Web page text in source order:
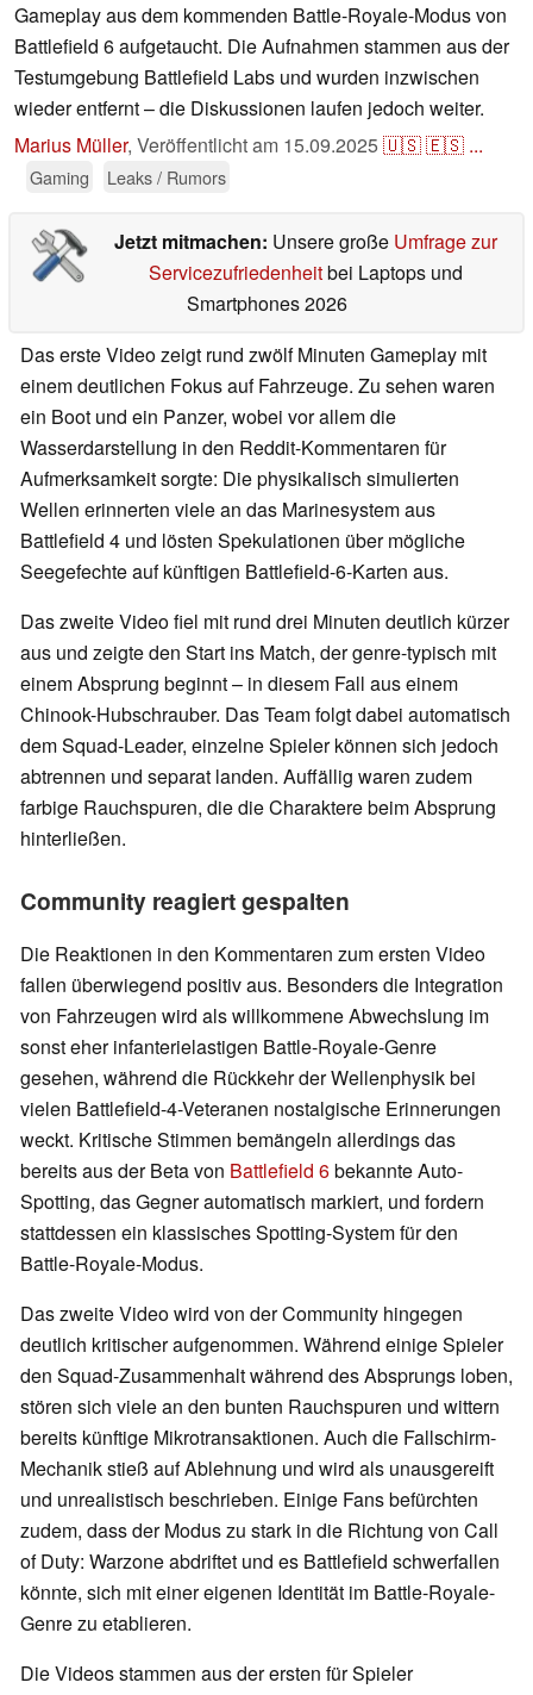
Gameplay aus dem kommenden Battle-Royale-Modus von
Battlefield 6 aufgetaucht. Die Aufnahmen stammen aus der
Testumgebung Battlefield Labs und wurden inzwischen
wieder entfernt – die Diskussionen laufen jedoch weiter.
Marius Müller, Veröffentlicht am 15.09.2025🇺🇸🇪🇸 ...
Gaming Leaks / Rumors
Jetzt mitmachen: Unsere große Umfrage zur
Servicezufriedenheitbei Laptops und
Smartphones 2026
Das erste Video zeigt rund zwölf Minuten Gameplay mit
einem deutlichen Fokus auf Fahrzeuge. Zu sehen waren
ein Boot und ein Panzer, wobei vor allem die
Wasserdarstellung in den Reddit-Kommentaren für
Aufmerksamkeit sorgte: Die physikalisch simulierten
Wellen erinnerten viele an das Marinesystem aus
Battlefield 4 und lösten Spekulationen über mögliche
Seegefechte auf künftigen Battlefield-6-Karten aus.
Das zweite Video fiel mit rund drei Minuten deutlich kürzer
aus und zeigte den Start ins Match, der genre-typisch mit
einem Absprung beginnt – in diesem Fall aus einem
Chinook-Hubschrauber. Das Team folgt dabei automatisch
dem Squad-Leader, einzelne Spieler können sich jedoch
abtrennen und separat landen. Auffällig waren zudem
farbige Rauchspuren, die die Charaktere beim Absprung
hinterließen.
Community reagiert gespalten
Die Reaktionen in den Kommentaren zum ersten Video
fallen überwiegend positiv aus. Besonders die Integration
von Fahrzeugen wird als willkommene Abwechslung im
sonst eher infanterielastigen Battle-Royale-Genre
gesehen, während die Rückkehr der Wellenphysik bei
vielen Battlefield-4-Veteranen nostalgische Erinnerungen
weckt. Kritische Stimmen bemängeln allerdings das
bereits aus der Beta von Battlefield 6bekannte Auto-
Spotting, das Gegner automatisch markiert, und fordern
stattdessen ein klassisches Spotting-System für den
Battle-Royale-Modus.
Das zweite Video wird von der Community hingegen
deutlich kritischer aufgenommen. Während einige Spieler
den Squad-Zusammenhalt während des Absprungs loben,
stören sich viele an den bunten Rauchspuren und wittern
bereits künftige Mikrotransaktionen. Auch die Fallschirm-
Mechanik stieß auf Ablehnung und wird als unausgereift
und unrealistisch beschrieben. Einige Fans befürchten
zudem, dass der Modus zu stark in die Richtung von Call
of Duty: Warzone abdriftet und es Battlefield schwerfallen
könnte, sich mit einer eigenen Identität im Battle-Royale-
Genre zu etablieren.
Die Videos stammen aus der ersten für Spieler